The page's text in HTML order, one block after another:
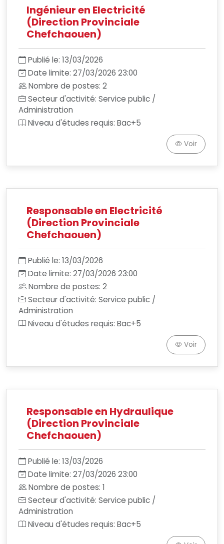
Ingénieur en Electricité
(Direction Provinciale
Chefchaouen)
Publié le: 13/03/2026
Date limite: 27/03/2026 23:00
Nombre de postes: 2
Secteur d'activité: Service public /
Administration
Niveau d'études requis: Bac+5
Voir
Responsable en Electricité
(Direction Provinciale
Chefchaouen)
Publié le: 13/03/2026
Date limite: 27/03/2026 23:00
Nombre de postes: 2
Secteur d'activité: Service public /
Administration
Niveau d'études requis: Bac+5
Voir
Responsable en Hydraulique
(Direction Provinciale
Chefchaouen)
Publié le: 13/03/2026
Date limite: 27/03/2026 23:00
Nombre de postes: 1
Secteur d'activité: Service public /
Administration
Niveau d'études requis: Bac+5